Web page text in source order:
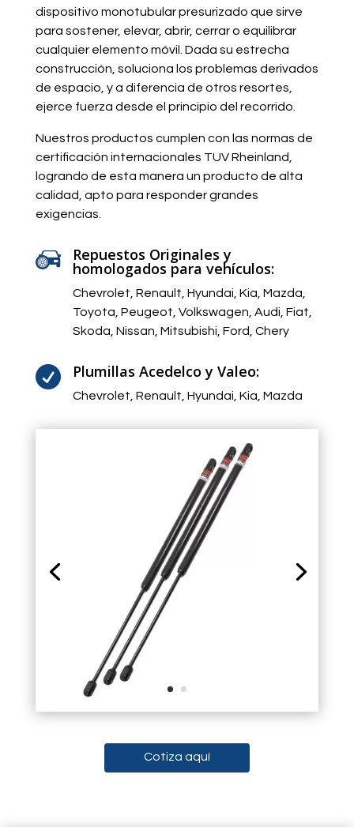
dispositivo monotubular presurizado que sirve
para sostener, elevar, abrir, cerrar o equilibrar
cualquier elemento móvil. Dada su estrecha
construcción, soluciona los problemas derivados
de espacio, y a diferencia de otros resortes,
ejerce fuerza desde el principio del recorrido.
Nuestros productos cumplen con las normas de
certificación internacionales TUV Rheinland,
logrando de esta manera un producto de alta
calidad, apto para responder grandes
exigencias.
Repuestos Originales y
homologados para vehículos:
Chevrolet, Renault, Hyundai, Kia, Mazda,
Toyota, Peugeot, Volkswagen, Audi, Fiat,
Skoda, Nissan, Mitsubishi, Ford, Chery
 Plumillas Acedelco y Valeo:
Chevrolet, Renault, Hyundai, Kia, Mazda
Cotiza aquí